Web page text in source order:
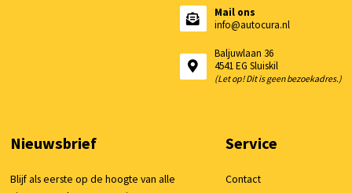
Mail ons
info@autocura.nl
Baljuwlaan 36
4541 EG Sluiskil
(Let op! Dit is geen bezoekadres.)
Nieuwsbrief
Blijf als eerste op de hoogte van alle
Service
Contact